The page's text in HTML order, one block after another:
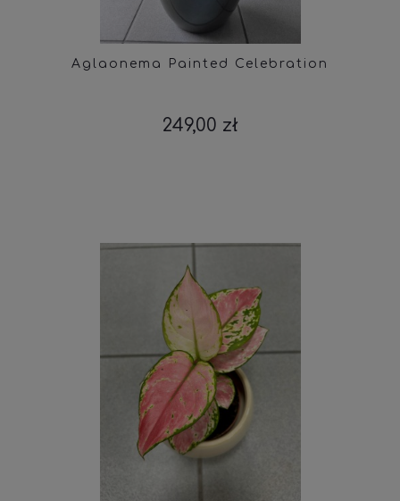
Aglaonema Painted Celebration
249,00 zł